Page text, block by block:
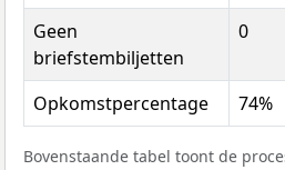
Geen
briefstembiljetten
0
Opkomstpercentage 74%
Bovenstaande tabel toont de